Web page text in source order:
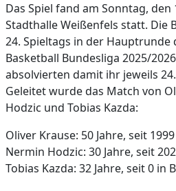
Das Spiel fand am Sonntag,
Stadthalle Weißenfels statt. Die
24. Spieltags in der Hauptrunde
Basketball Bundesliga 2025/
absolvierten damit ihr jeweils
Geleitet wurde das Match von
Hodzic und Tobias Kazda:
Oliver Krause: 50 Jahre, seit
Nermin Hodzic: 30 Jahre, seit
Tobias Kazda: 32 Jahre, seit 0 in